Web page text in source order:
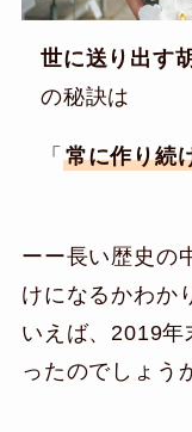
世に送り出す
の秘訣は
「 常に作り続
ーー長い歴史の
けになるかわか
いえば、2019年
ったのでしょう